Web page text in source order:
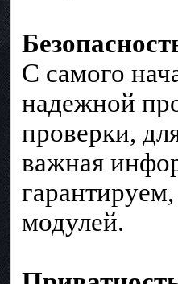
С самого
надежной
проверки,
важная
модулей.